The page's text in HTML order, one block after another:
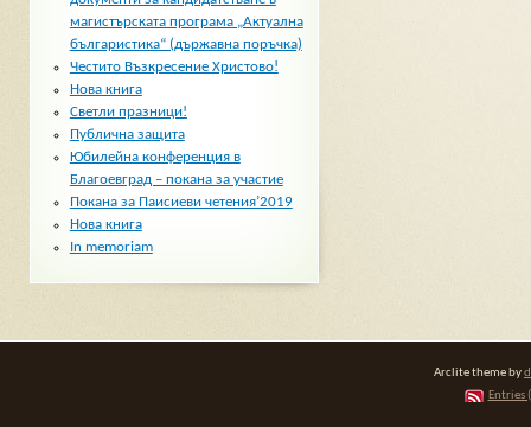
магистърската програма „Актуална
българистика“ (държавна поръчка)
Честито Възкресение Христово!
Нова книга
Светли празници!
Публична защита
Юбилейна конференция в
Благоевград – покана за участие
Покана за Паисиеви четения’2019
Нова книга
In memoriam
Arclite theme by
Entries